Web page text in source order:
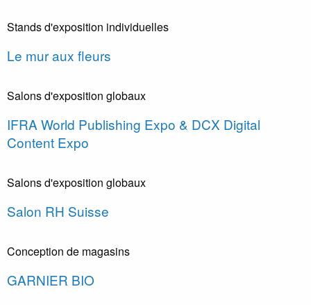
Stands d'exposition individuelles
Le mur aux fleurs
Salons d'exposition globaux
IFRA World Publishing Expo & DCX Digital
Content Expo
Salons d'exposition globaux
Salon RH Suisse
Conception de magasins
GARNIER BIO